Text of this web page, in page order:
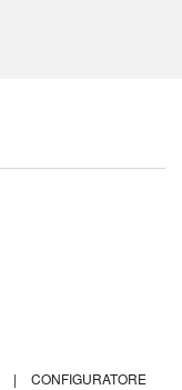
|
CONFIGURATORE